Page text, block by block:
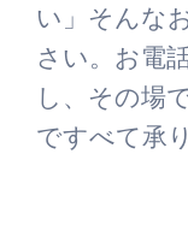
い」そんな
さい。お電
し、その場
ですべて承